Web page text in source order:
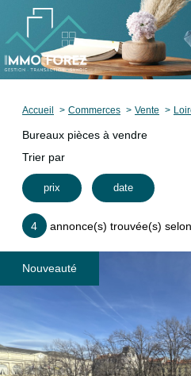
Accueil
0
Accueil Commerces Vente
Bureaux pièces à vendre
Trier par
prix date
4 annonce(s) trouvée(s)
Nouveauté